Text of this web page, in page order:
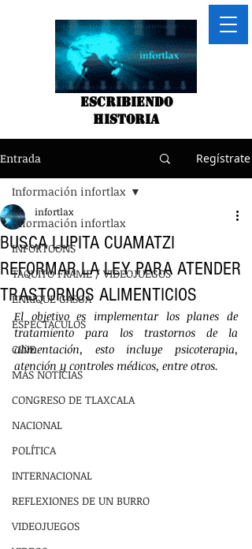
Escribiendo
historia
Entrada Regístrate
Información infortlax
INFORTOONS
TAQUITO FRAME / VIDEOJUEGOS
ENRIQUE GASGA
ESPECTACULOS
CINE
MÁS NOTÍCIAS
CONGRESO DE TLAXCALA
NACIONAL
POLÍTICA
INTERNACIONAL
REFLEXIONES DE UN BURRO
VIDEOJUEGOS
Información infortlax
BUSCA LUPITA CUAMATZI
REFORMAR LA LEY PARA ATENDER
TRASTORNOS ALIMENTICIOS
infortlax
El objetivo es implementar los planes de
tratamiento para los trastornos de la
alimentación, esto incluye psicoterapia,
atención y controles médicos, entre otros.